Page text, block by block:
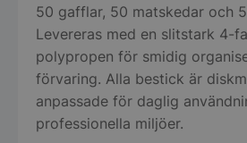
50 gafflar, 50 matskedar och
Levereras med en slitstark 4-
polypropen för smidig
förvaring. Alla bestick är
anpassade för daglig
professionella miljöer.